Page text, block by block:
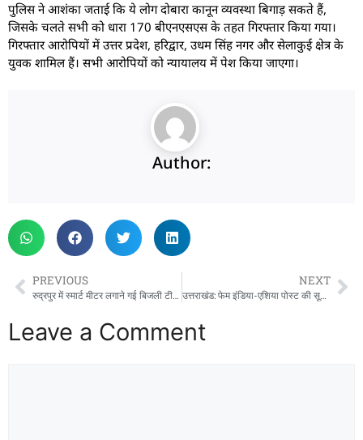
पुलिस ने आशंका जताई कि ये लोग दोबारा कानून व्यवस्था बिगाड़ सकते हैं,
जिसके चलते सभी को धारा 170 बीएनएसएस के तहत गिरफ्तार किया गया।
गिरफ्तार आरोपियों में उत्तर प्रदेश, हरिद्वार, उधम सिंह नगर और सेलाकुई क्षेत्र के
युवक शामिल हैं। सभी आरोपियों को न्यायालय में पेश किया जाएगा।
Author:
PREVIOUS
रुद्रपुर में स्मार्ट मीटर लगाने गई बिजली टीम से हंगामा, महिला पर मीटर तोड़ने का आरोप
NEXT
उत्तराखंड: फेम इंडिया-एशिया पोस्ट की सूची में उत्तराखंड के पांच डीएम शामिल, नैनीताल के DM ललित मोहन रयाल ने बनाई खास पहचान
Leave a Comment